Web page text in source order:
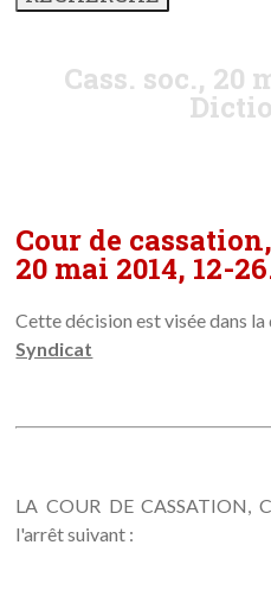
Cass. soc., 20
Cour de
20 mai 2014, 12-
Cette décision est visée dans
Syndicat
LA COUR DE CASSATION,
l'arrêt suivant :